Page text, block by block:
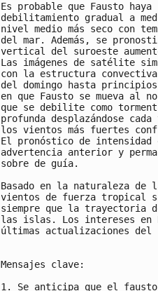
Es probable que Fausto haya
debilitamiento gradual a
nivel medio más seco con
del mar. Además, se
vertical del suroeste
Las imágenes de satélite
con la estructura convectiva
del domingo hasta principios
en que Fausto se mueva al
que se debilite como
profunda desplazándose
los vientos más fuertes
El pronóstico de intensidad
advertencia anterior y
sobre de guía.
Basado en la naturaleza
vientos de fuerza tropical
siempre que la trayectoria
las islas. Los intereses en
últimas actualizaciones del
Mensajes clave:
1. Se anticipa que el